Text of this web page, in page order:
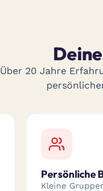
Über 20 Jahre
Persönliche
Kleine